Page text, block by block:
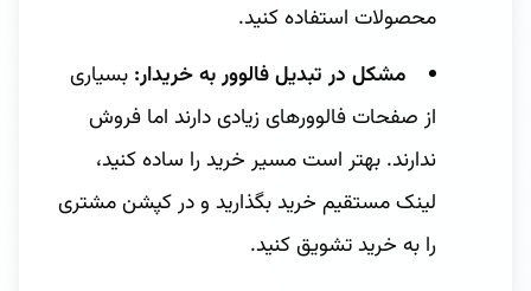
محصولات استفاده کنید.
مشکل در تبدیل فالوور به خریدار: بسیاری
از صفحات فالوورهای زیادی دارند اما فروش
ندارند. بهتر است مسیر خرید را ساده کنید،
لینک مستقیم خرید بگذارید و در کپشن مشتری
را به خرید تشویق کنید.